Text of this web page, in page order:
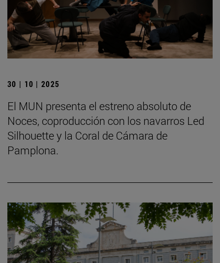
30 | 10 | 2025
El MUN presenta el estreno absoluto de
Noces, coproducción con los navarros Led
Silhouette y la Coral de Cámara de
Pamplona.